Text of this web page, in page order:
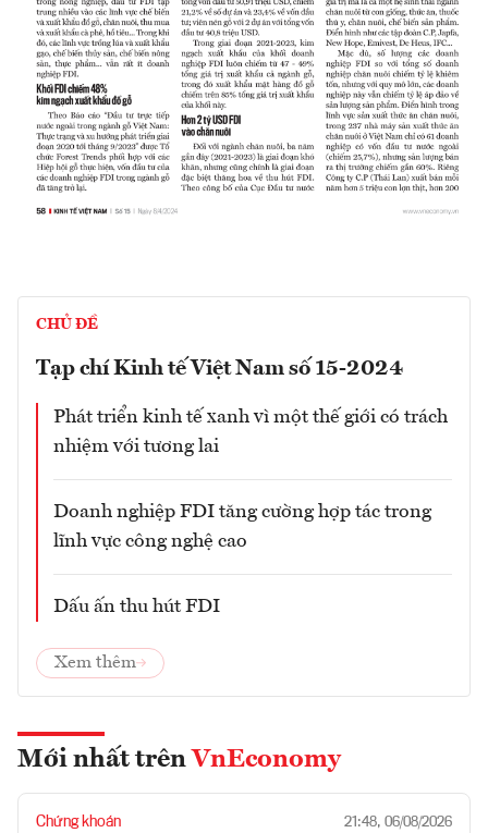
CHỦ ĐỀ
Tạp chí Kinh tế Việt Nam số 15-2024
Phát triển kinh tế xanh vì một thế giới có trách
nhiệm với tương lai
Doanh nghiệp FDI tăng cường hợp tác trong
lĩnh vực công nghệ cao
Dấu ấn thu hút FDI
Xem thêm
Mới nhất trên VnEconomy
Chứng khoán 21:48, 06/08/2026